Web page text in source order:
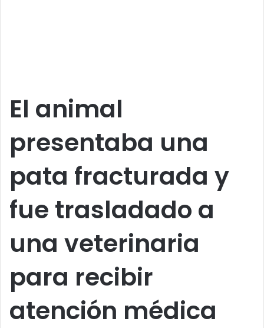
El animal
presentaba una
pata fracturada y
fue trasladado a
una veterinaria
para recibir
atención médica